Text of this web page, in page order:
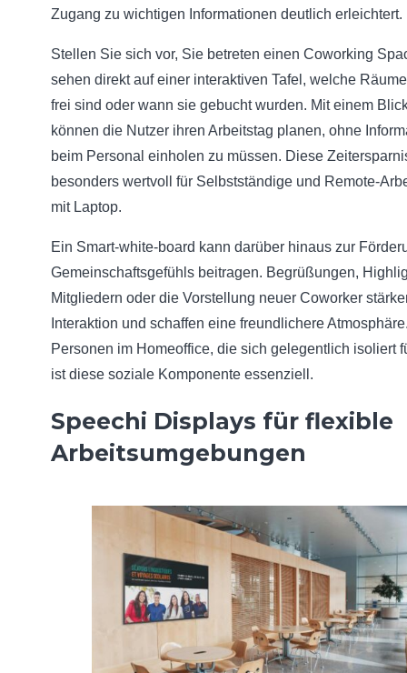
Zugang zu wichtigen Informationen deutlich erleichtert.
Stellen Sie sich vor, Sie betreten einen Coworking
sehen direkt auf einer interaktiven Tafel, welche
frei sind oder wann sie gebucht wurden. Mit einem
können die Nutzer ihren Arbeitstag planen, ohne
beim Personal einholen zu müssen. Diese
besonders wertvoll für Selbstständige und Remote-
mit Laptop.
Ein Smart-white-board kann darüber hinaus zur
Gemeinschaftsgefühls beitragen. Begrüßungen,
Mitgliedern oder die Vorstellung neuer Coworker
Interaktion und schaffen eine freundlichere
Personen im Homeoffice, die sich gelegentlich isoliert
ist diese soziale Komponente essenziell.
Speechi Displays für flexible
Arbeitsumgebungen